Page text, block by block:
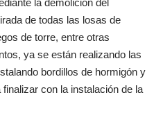
de todas las losas de
de torre, entre otras
ya se están realizando las
bordillos de hormigón y
con la instalación de la